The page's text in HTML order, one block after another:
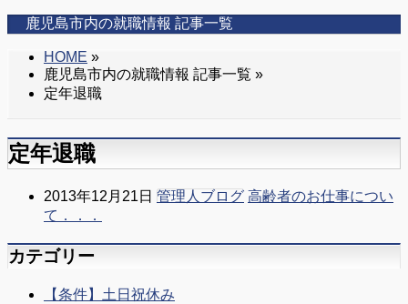
鹿児島市内の就職情報 記事一覧
HOME »
鹿児島市内の就職情報 記事一覧 »
定年退職
定年退職
2013年12月21日 管理人ブログ 高齢者のお仕事につい
て．．．
カテゴリー
【条件】土日祝休み